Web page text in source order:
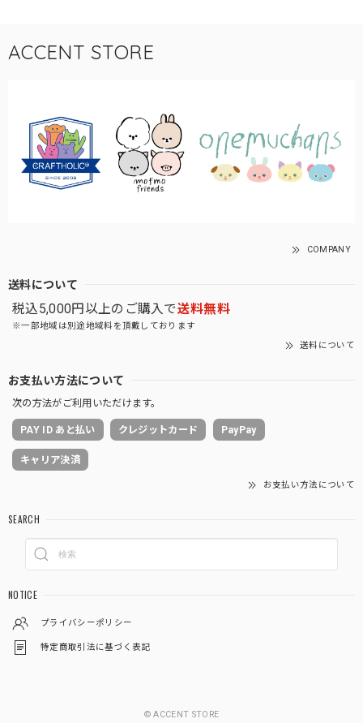
ACCENT STORE
COMPANY
送料について
税込5,000円以上のご購入で送料無料
※一部地域は別途地域料を頂戴しております
送料について
お支払い方法について
次の方法がご利用いただけます。
PAY ID あと払い クレジットカード PayPay
キャリア決済
お支払い方法について
SEARCH
NOTICE
プライバシーポリシー
特定商取引法に基づく表記
© ACCENT STORE